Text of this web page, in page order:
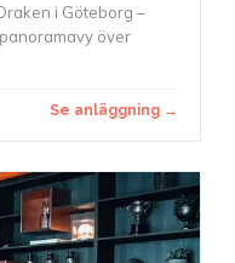
i Göteborg –
över
Se anläggning →